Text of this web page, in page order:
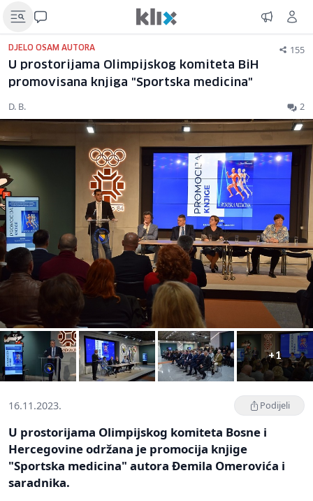
DJELO OSAM AUTORA 155
U prostorijama Olimpijskog komiteta BiH
promovisana knjiga "Sportska medicina"
D. B. 2
+1
16.11.2023. Podijeli
U prostorijama Olimpijskog komiteta Bosne i
Hercegovine održana je promocija knjige
"Sportska medicina" autora Đemila Omerovića i
saradnika.